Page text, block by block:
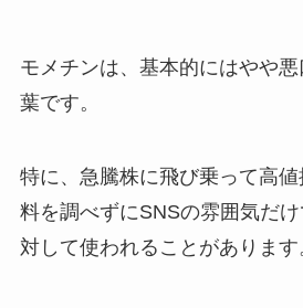
モメチンは、基本的にはやや
葉です。
特に、急騰株に飛び乗って高
料を調べずにSNSの雰囲気だ
対して使われることがあります